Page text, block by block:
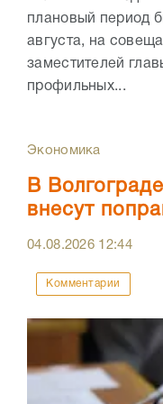
плановый период
августа, на
заместителей
профильных...
Экономика
В
внесут
04.08.2026 12:44
Комментарии